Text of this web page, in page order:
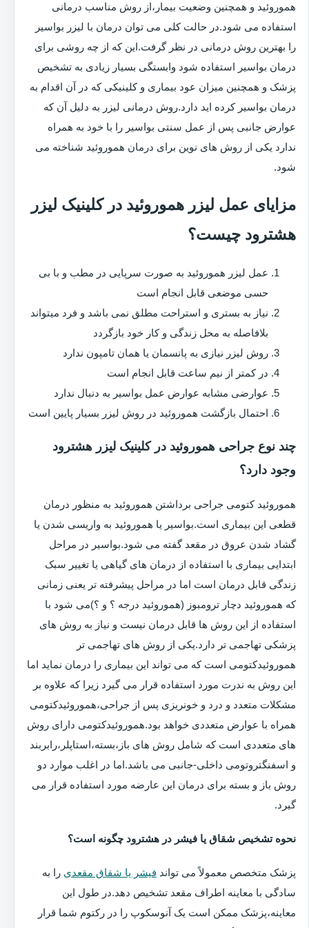
هموروئید و همچنین وضعیت بیمار،از روش مناسب درمانی
استفاده می شود.در حالت کلی می توان درمان با لیزر بواسیر
را بهترین روش درمانی در نظر گرفت.این که از چه روشی برای
درمان بواسیر استفاده شود وابستگی بسیار زیادی به تشخیص
پزشک و همچنین میزان عود بیماری و کلینیکی که در آن اقدام به
درمان بواسیر کرده اید دارد.روش درمانی لیزر به دلیل آن که
عوارض جانبی پس از عمل سنتی بواسیر را با خود به همراه
ندارد یکی از روش های نوین برای درمان هموروئید شناخته می
شود.
مزایای عمل لیزر هموروئید در کلینیک لیزر
هشترود چیست؟
عمل لیزر هموروئید به صورت سرپایی در مطب و با بی
حسی موضعی قابل انجام است
نیاز به بستری و استراحت مطلق نمی باشد و فرد میتواند
بلافاصله به محل زندگی و کار خود بازگردد
روش لیزر نیازی به پانسمان یا همان تامپون ندارد
در کمتر از نیم ساعت قابل انجام است
عوارضی مشابه عوارض عمل بواسیر به دنبال ندارد
احتمال بازگشت هموروئید در روش لیزر بسیار پایین است
چند نوع جراحی هموروئید در کلینیک لیزر هشترود
وجود دارد؟
هموروئید کتومی جراحی برداشتن هموروئید به منظور درمان
قطعی این بیماری است.بواسیر یا هموروئید به واریسی شدن یا
گشاد شدن عروق در مقعد گفته می شود.بواسیر در مراحل
ابتدایی بیماری با استفاده از درمان های گیاهی یا تغییر سبک
زندگی قابل درمان است اما در مراحل پیشرفته تر یعنی زمانی
که هموروئید دچار ترومبوز (هموروئید درجه ؟ و ؟)می شود با
استفاده از این روش ها قابل درمان نیست و نیاز به روش های
پزشکی تهاجمی تر دارد.یکی از روش های تهاجمی تر
هموروئیدکتومی است که می تواند این بیماری را درمان نماید اما
این روش به ندرت مورد استفاده قرار می گیرد زیرا که علاوه بر
مشکلات متعدد و درد و خونریزی پس از جراحی،هموروئیدکتومی
همراه با عوارض متعددی خواهد بود.هموروئیدکتومی دارای روش
های متعددی است که شامل روش های باز،بسته،استاپلر،رابربند
و اسفنگتروتومی داخلی-جانبی می باشد.اما در اغلب موارد دو
روش باز و بسته برای درمان این عارضه مورد استفاده قرار می
گیرد.
نحوه تشخیص شقاق یا فیشر در هشترود چگونه است؟
پزشک متخصص معمولاً می تواند فیشر یا شقاق مقعدی را به
سادگی با معاینه اطراف مقعد تشخیص دهد.در طول این
معاینه،پزشک ممکن است یک آنوسکوپ را در رکتوم شما قرار